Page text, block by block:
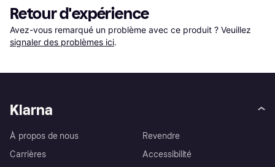
Retour d'expérience
Avez-vous remarqué un problème avec ce produit ? Veuillez
signaler des problèmes ici.
Klarna
À propos de nous
Carrières
Revendre
Accessibilité